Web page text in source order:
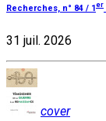
Recherches, n° 84 / 1er
31 juil. 2026
cover